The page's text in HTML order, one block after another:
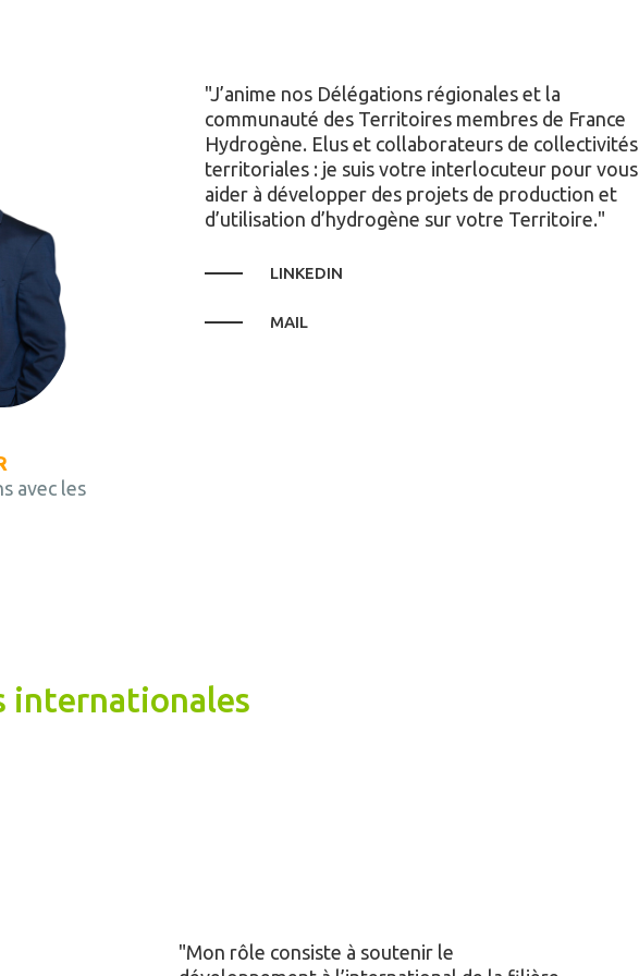
avec les
J’anime nos Délégations régionales et la
communauté des Territoires membres de France
Hydrogène. Elus et collaborateurs de collectivités
territoriales : je suis votre interlocuteur pour vous
aider à développer des projets de production et
d’utilisation d’hydrogène sur votre Territoire.
LINKEDIN
MAIL
internationales
Mon rôle consiste à soutenir le